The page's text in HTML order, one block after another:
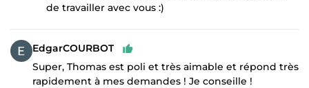
de travailler avec vous :)
EdgarCOURBOT
Super, Thomas est poli et très aimable et répond très
rapidement à mes demandes ! Je conseille !